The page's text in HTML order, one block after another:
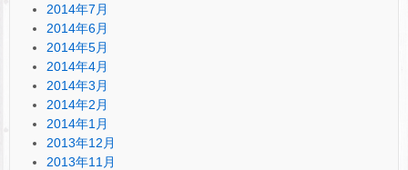
2014年7月
2014年6月
2014年5月
2014年4月
2014年3月
2014年2月
2014年1月
2013年12月
2013年11月